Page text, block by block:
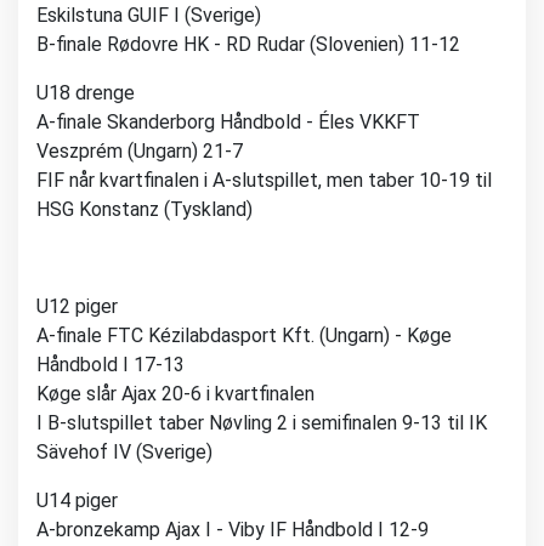
Eskilstuna GUIF I (Sverige)
B-finale Rødovre HK - RD Rudar (Slovenien) 11-12
U18 drenge
A-finale Skanderborg Håndbold - Éles VKKFT
Veszprém (Ungarn) 21-7
FIF når kvartfinalen i A-slutspillet, men taber 10-19 til
HSG Konstanz (Tyskland)
U12 piger
A-finale FTC Kézilabdasport Kft. (Ungarn) - Køge
Håndbold I 17-13
Køge slår Ajax 20-6 i kvartfinalen
I B-slutspillet taber Nøvling 2 i semifinalen 9-13 til IK
Sävehof IV (Sverige)
U14 piger
A-bronzekamp Ajax I - Viby IF Håndbold I 12-9